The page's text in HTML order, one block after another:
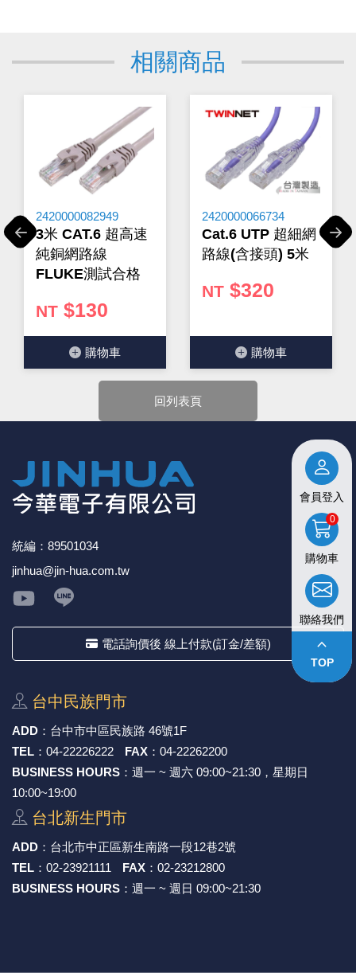
● 線材長度≦30公尺(視輸出訊號決定)
● 輸入支援: DVD播放器 / 藍光播放器 / 電腦 等
● 標準鍍金HDMI接口，降低接觸電阻減少訊號損耗
● 隨插即用，免插電
停產、缺貨或延遲出貨等情況。本公司將保留是否接受訂
單的權利，不便之處敬請見諒。
★如要【前往門市】購買商品，可先來電詢問門市是否有
現貨，以免浪費您寶貴的時間。
★產品價格大幅波動，網站可能無法即時更新，所有訂單
均會以E-Mail確認訂單價格，未收到人員確認訂單之前請
勿自行匯款。
★ 電子零組件本公司同一產品可能有多供應商，每家供應
商的產品尺寸與產品配件可能會有差異，
網站上的尺寸圖
與產品配件『僅供參考』，出貨以門市現貨為主。
★ 購買後發票如有問題，請於7天內來電告知服務人
員 。
會員登入
購物車
0
聯絡我們
keyboard_arrow_up
TOP
相關商品
Previous
2420000082949
3米 CAT.6 超高速
純銅網路線
FLUKE測試合格
NT $130
購物⾞
2420000066734
Cat.6 UTP 超細網
路線(含接頭) 5米
NT $320
購物⾞
Next
回列表頁
統編：89501034
jinhua@jin-hua.com.tw
電話詢價後 線上付款(訂金/差額)
台中⺠族⾨市
ADD ： 台中市中區⺠族路 46號1F
TEL ： 04-22226222 FAX ： 04-22262200
BUSINESS HOURS ：週一 ~ 週六 09:00~21:30，星期日
10:00~19:00
台北新⽣⾨市
ADD ： 台北市中正區新⽣南路⼀段12巷2號
TEL ： 02-23921111 FAX ： 02-23212800
BUSINESS HOURS ：週一 ~ 週日 09:00~21:30